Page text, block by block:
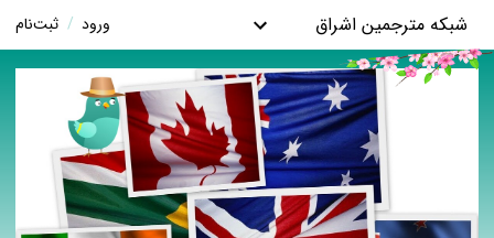
شبکه مترجمین اشراق ورود / ثبت‌نام